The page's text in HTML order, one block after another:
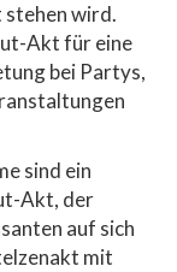
wird.
Akt für eine
bei Partys,
sind ein
Akt, der
auf sich
mit